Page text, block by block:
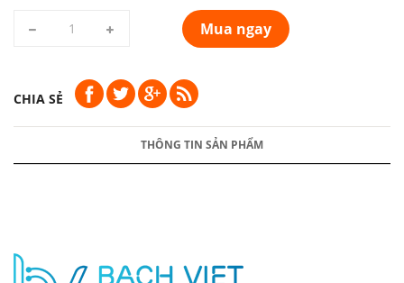
Mua ngay
CHIA SẺ
THÔNG TIN SẢN PHẨM